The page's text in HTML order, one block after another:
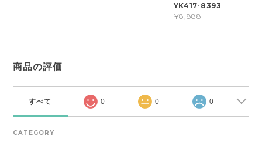
YK417-8393
¥8,888
商品の評価
すべて 0 0 0
CATEGORY